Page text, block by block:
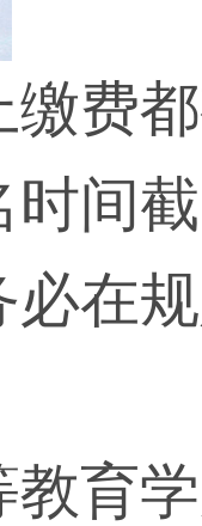
缴费
时间截
在
教育